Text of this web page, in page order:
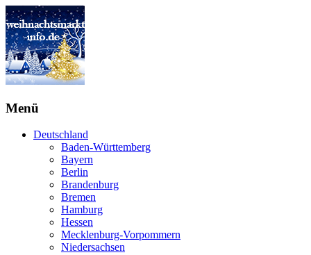
Menü
Deutschland
Baden-Württemberg
Bayern
Berlin
Brandenburg
Bremen
Hamburg
Hessen
Mecklenburg-Vorpommern
Niedersachsen